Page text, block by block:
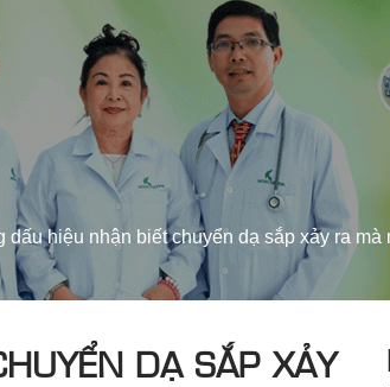
dấu hiệu nhận biết chuyển dạ sắp xảy ra mà
DẠ SẮP XẢY